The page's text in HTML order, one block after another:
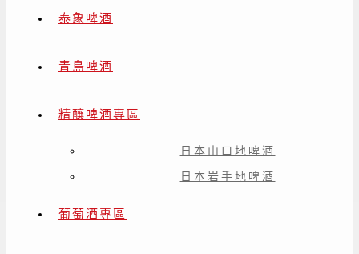
泰象啤酒
青島啤酒
精釀啤酒專區
日本山口地啤酒
日本岩手地啤酒
葡萄酒專區